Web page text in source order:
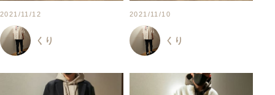
2021/11/12
くり
2021/11/10
くり